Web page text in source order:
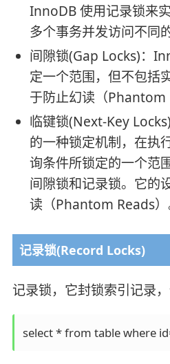
InnoDB 使用记录锁来
多个事务并发访问不同
间隙锁(Gap Locks)：
定一个范围，但不包括
于防止幻读（Phantom
临键锁(Next-Key
的一种锁定机制，在执
询条件所锁定的一个范
间隙锁和记录锁。它的
读（Phantom Reads）
记录锁(Record Locks)
记录锁，它封锁索引记录，